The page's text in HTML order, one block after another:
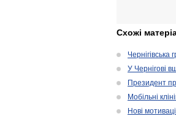
Схожі
У Чернігові
Президент
Мобільні
Нові